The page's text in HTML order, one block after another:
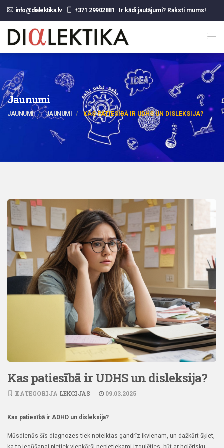
info@dialektika.lv +371 29902881 Ir kādi jautājumi? Raksti mums!
Jaunumi
JAUNUMI JAUNUMI KAS PATIESĪBĀ IR UDHS UN DISLEKSIJA?
Kas patiesībā ir UDHS un disleksija?
KATEGORIJA LEKCIJAS 09.03.2025
Kas patiesībā ir ADHD un disleksija?
Mūsdienās šīs diagnozes tiek noteiktas gandrīz ikvienam, un dažkārt šķiet,